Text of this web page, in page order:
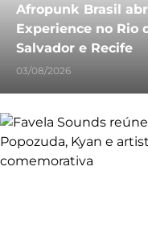
Afropunk Brasil
Experience no Rio
Salvador e Recife
03/08/2026